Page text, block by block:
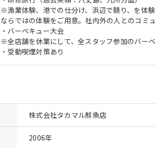
※漁業体験、港での仕分け、浜辺で競り、を体
ならではの体験をご用意。社内外の人とのコミ
・バーベキュー大会
※全店舗を休業にして、全スタッフ参加のバー
・受動喫煙対策あり
株式会社タカマル鮮魚店
2006年